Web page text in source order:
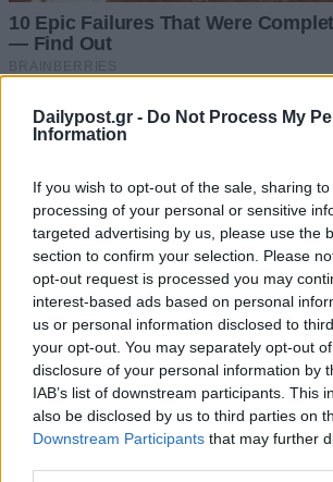
Dailypost.gr - Do Not Process My
Information
If you wish to opt-out of the sale, sharing
processing of your personal or sensitive
targeted advertising by us, please use the
section to confirm your selection. Please
opt-out request is processed you may
interest-based ads based on personal
us or personal information disclosed to
your opt-out. You may separately opt-out
disclosure of your personal information by
IAB’s list of downstream participants. This
also be disclosed by us to third parties on
Downstream Participants that may further